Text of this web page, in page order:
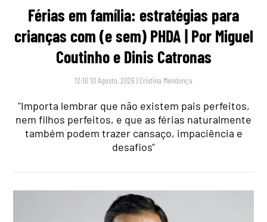
Férias em família: estratégias para
crianças com (e sem) PHDA | Por Miguel
Coutinho e Dinis Catronas
12:10 10 Agosto, 2026 | Cristina Mendonça
"Importa lembrar que não existem pais perfeitos,
nem filhos perfeitos, e que as férias naturalmente
também podem trazer cansaço, impaciência e
desafios"